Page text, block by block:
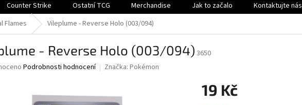
Counter Strike Ostatní TCG Merchandise Jak to začalo Kontaktujte nás
Flames Vileplume - Reverse Holo (003/094)
- Reverse Holo (003/094) 3650
Podrobnosti hodnocení Značka: Pokémon
19 Kč